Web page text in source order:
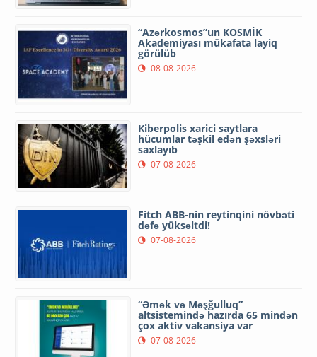
“Azərkosmos”un KOSMİK
Akademiyası mükafata layiq
görülüb
08-08-2026
Kiberpolis xarici saytlara
hücumlar təşkil edən şəxsləri
saxlayıb
07-08-2026
Fitch ABB-nin reytinqini növbəti
dəfə yüksəltdi!
07-08-2026
“Əmək və Məşğulluq”
altsistemində hazırda 65 mindən
çox aktiv vakansiya var
07-08-2026